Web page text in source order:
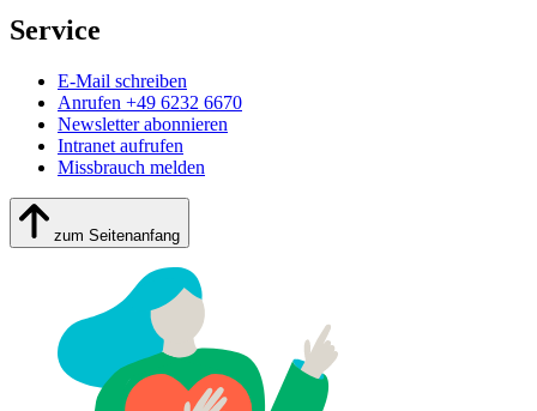
Service
E-Mail schreiben
Anrufen +49 6232 6670
Newsletter abonnieren
Intranet aufrufen
Missbrauch melden
zum Seitenanfang